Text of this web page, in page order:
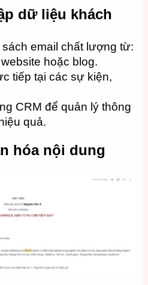
dữ liệu khách
email chất lượng từ:
hoặc blog.
tiếp tại các sự kiện,
CRM để quản lý thông
quả.
hóa nội dung